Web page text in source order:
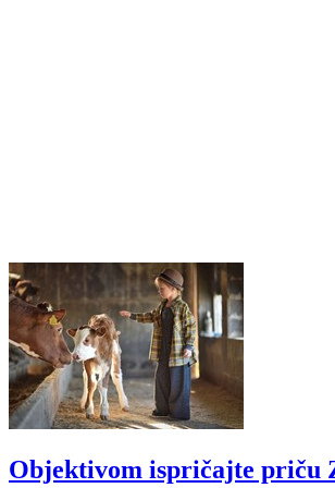
Objektivom ispričajte priču